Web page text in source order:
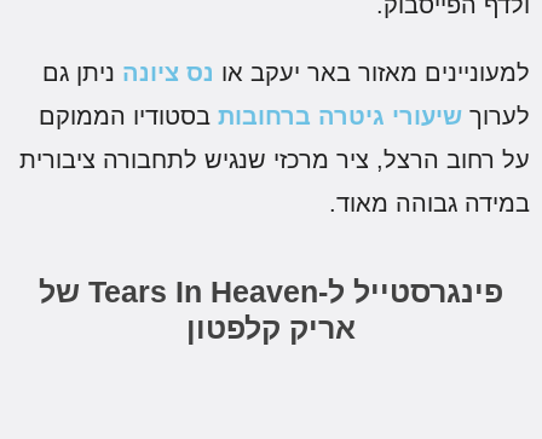
הפייסבוק.
מאזור באר יעקב אונס ציונהניתן גם
שיעורי גיטרה ברחובותבסטודיו הממוקם
רחוב הרצל, ציר מרכזי שנגיש לתחבורה ציבורית
גבוהה מאוד.
פינגרסטייל ל-Tears In Heaven של
אריק קלפטון